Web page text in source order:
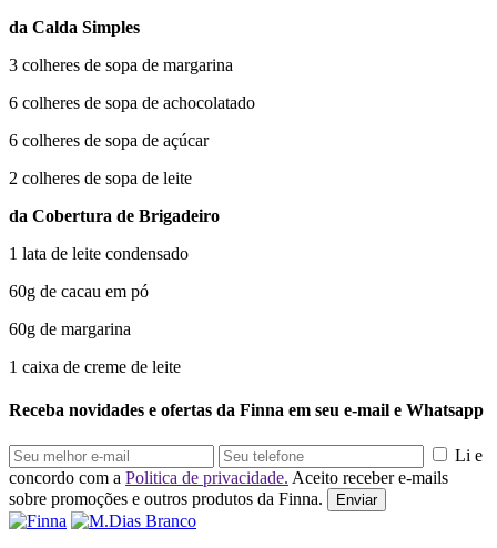
da Calda Simples
3 colheres de sopa de margarina
6 colheres de sopa de achocolatado
6 colheres de sopa de açúcar
2 colheres de sopa de leite
da Cobertura de Brigadeiro
1 lata de leite condensado
60g de cacau em pó
60g de margarina
1 caixa de creme de leite
Receba novidades e ofertas da Finna em seu e-mail e Whatsapp
Li e
concordo com a Politica de privacidade. Aceito receber e-mails
sobre promoções e outros produtos da Finna.
Enviar